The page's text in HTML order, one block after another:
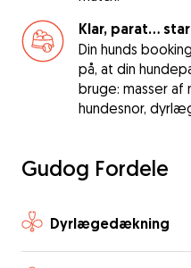
Klar, parat...
Din hunds
på, at din
bruge: masser af
hundesnor,
Gudog Fordele
Dyrlægedækning